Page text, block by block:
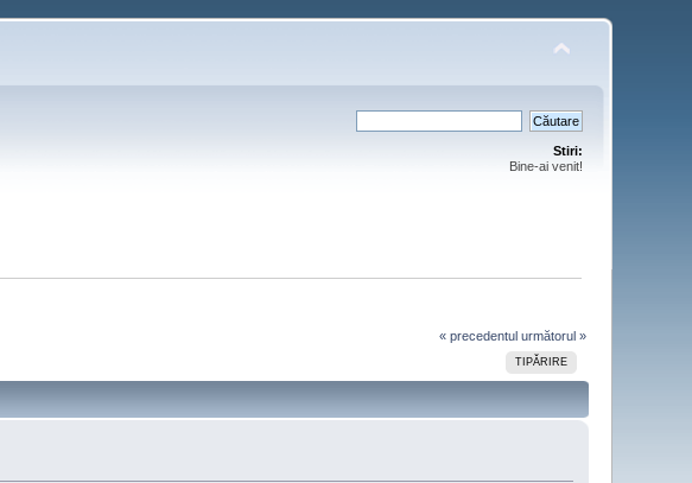
Stiri:
Bine-ai venit!
« precedentul următorul »
TIPĂRIRE